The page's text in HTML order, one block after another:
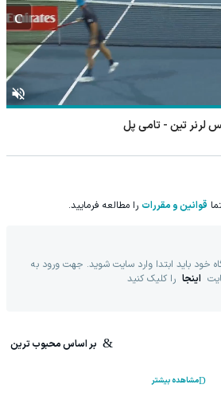
لرنر تین - تامی پل
قوانین و مقررات را مطالعه فرمایید.
خود باید ابتدا وارد سایت شوید. جهت ورود به
اینجا را کلیک کنید
بر اساس محبوب ترین
مشاهده بیشتر